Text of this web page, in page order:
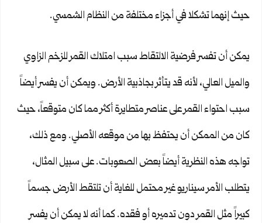
حيث إنهما تشكلا في أجزاء مختلفة من النظام الشمسي.
يمكن أن تفسر فرضية الالتقاط سبب امتلاك القمر للزخم الزاوي
والميل العالي، لأنه قد يتأثر بجاذبية الأرض. ويمكن أن يفسر أيضاً
سبب احتواء القمر على عناصر متطايرة أكثر مما كان متوقعاً، حيث
كان من الممكن أن يحتفظ بها من موقعه الأصلي. ومع ذلك،
تواجه هذه النظرية أيضاً بعض الصعوبات. على سبيل المثال،
يتطلب الأمر سيناريو غير محتمل للغاية أن تلتقط الأرض جسماً
كبيراً مثل القمر دون تدميره أو فقده. كما أنه لا يمكن أن يفسر